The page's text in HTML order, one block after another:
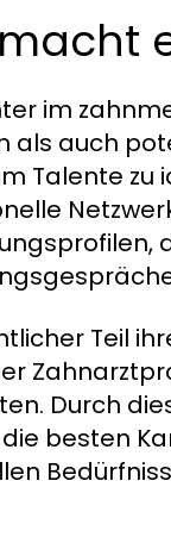
im
als auch
Talente
Teil
Durch
besten